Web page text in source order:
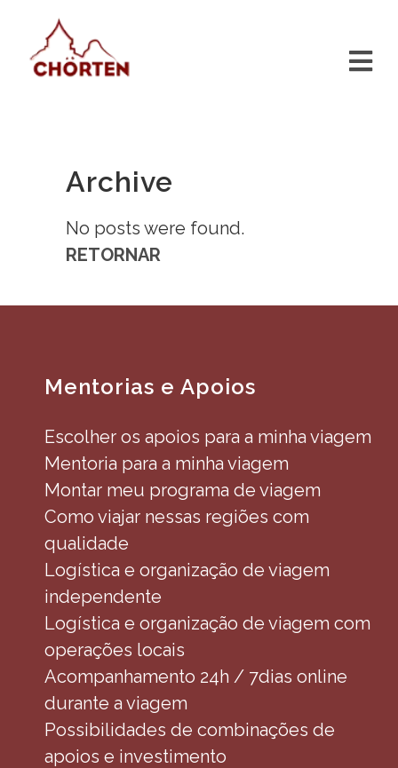
Archive
No posts were found.
RETORNAR
Mentorias e Apoios
Escolher os apoios para a minha viagem
Mentoria para a minha viagem
Montar meu programa de viagem
Como viajar nessas regiões com
qualidade
Logística e organização de viagem
independente
Logística e organização de viagem com
operações locais
Acompanhamento 24h / 7dias online
durante a viagem
Possibilidades de combinações de
apoios e investimento